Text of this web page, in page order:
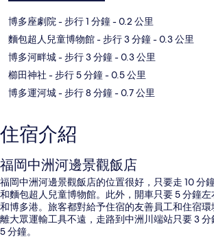
博多座劇院- 步行 1 分鐘- 0.2 公里
麵包超人兒童博物館- 步行 3 分鐘- 0.3 公里
博多河畔城- 步行 3 分鐘- 0.3 公里
櫛田神社 - 步行 5 分鐘- 0.5 公里
博多運河城- 步行 8 分鐘- 0.7 公里
住宿介紹
福岡中洲河邊景觀飯店
福岡中洲河邊景觀飯店的位置很好，只要走 10 分
和麵包超人兒童博物館。此外，開車只要 5 分鐘
和博多港。旅客都對給予住宿的友善員工和住宿
離大眾運輸工具不遠，走路到中洲川端站只要 3
5 分鐘。